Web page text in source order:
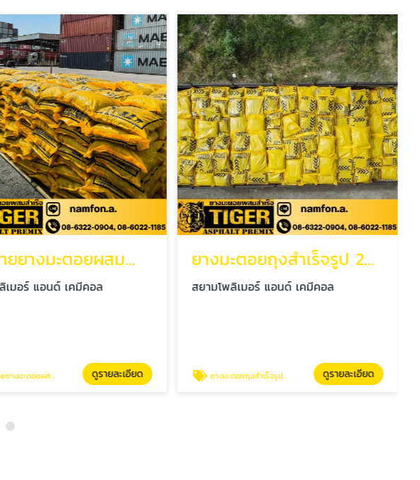
จำหน่ายยางมะตอยผสมสำเร็จ
เมอร์ แอนด์ เคมีคอล
งมะตอยผสมสำเร็จ ดูรายละเอียด
ยางมะตอยถุงสำเร็จรูป 20 กก.
สยามโพลิเมอร์ แอนด์ เคมีคอล
ยางมะตอยถุงสำเร็จรูป 20 กก. ดูรายละเอียด